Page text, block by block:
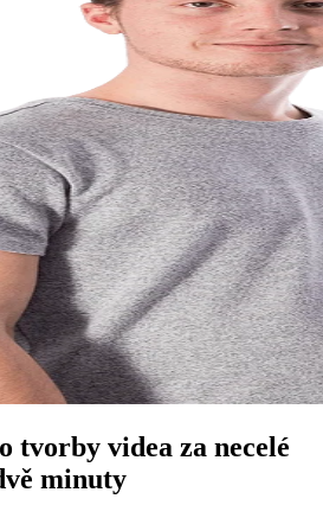
tvorby videa za necelé
minuty